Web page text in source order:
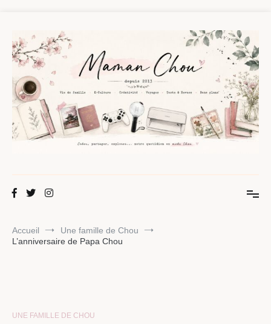
contenu
Maman Chou
Accueil
Une famille de Chou
L’anniversaire de Papa Chou
UNE FAMILLE DE CHOU